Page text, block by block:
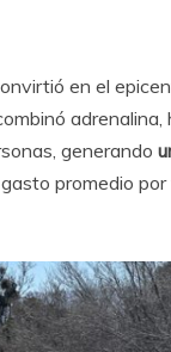
en el
generando
promedio